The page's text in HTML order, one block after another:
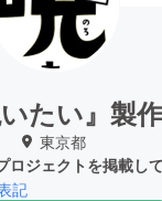
いたい』製
東京都
ロジェクトを掲載し
記